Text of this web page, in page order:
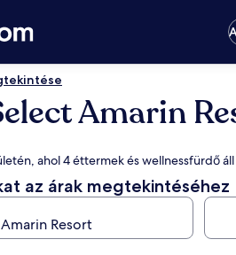
Amarin
ahol 4 éttermek és wellnessfürdő
az árak megtekintéséhez